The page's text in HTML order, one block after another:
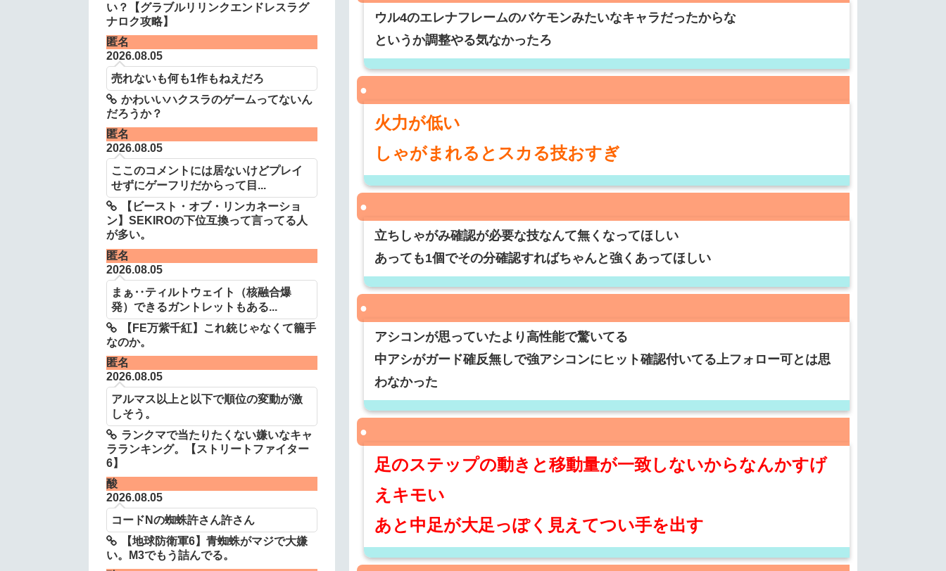
ウル4のエレナフレームのバケモンみたいなキャラだったからな
というか調整やる気なかったろ
火力が低い
しゃがまれるとスカる技おすぎ
立ちしゃがみ確認が必要な技なんて無くなってほしい
あっても1個でその分確認すればちゃんと強くあってほしい
アシコンが思っていたより高性能で驚いてる
中アシがガード確反無しで強アシコンにヒット確認付いてる上フォロー可とは思
わなかった
足のステップの動きと移動量が一致しないからなんかすげ
えキモい
あと中足が大足っぽく見えてつい手を出す
い？【グラブルリリンクエンドレスラグ
ナロク攻略】
匿名
2026.08.05
売れないも何も1作もねえだろ
かわいいハクスラのゲームってないん
だろうか？
匿名
2026.08.05
ここのコメントには居ないけどプレイ
せずにゲーフリだからって目...
【ビースト・オブ・リンカネーショ
ン】SEKIROの下位互換って言ってる人
が多い。
匿名
2026.08.05
まぁ‥ティルトウェイト（核融合爆
発）できるガントレットもある...
【FE万紫千紅】これ銃じゃなくて籠手
なのか。
匿名
2026.08.05
アルマス以上と以下で順位の変動が激
しそう。
ランクマで当たりたくない嫌いなキャ
ラランキング。【ストリートファイター
6】
酸
2026.08.05
コードNの蜘蛛許さん許さん
【地球防衛軍6】青蜘蛛がマジで大嫌
い。M3でもう詰んでる。